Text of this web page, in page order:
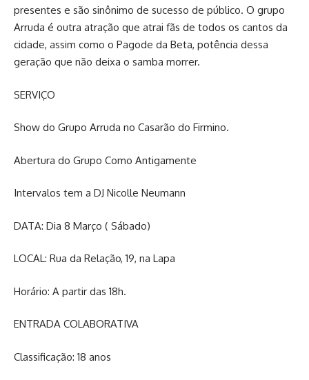
presentes e são sinônimo de sucesso de público. O grupo
Arruda é outra atração que atrai fãs de todos os cantos da
cidade, assim como o Pagode da Beta, potência dessa
geração que não deixa o samba morrer.
SERVIÇO
Show do Grupo Arruda no Casarão do Firmino.
Abertura do Grupo Como Antigamente
Intervalos tem a DJ Nicolle Neumann
DATA: Dia 8 Março ( Sábado)
LOCAL: Rua da Relação, 19, na Lapa
Horário: A partir das 18h.
ENTRADA COLABORATIVA
Classificação: 18 anos